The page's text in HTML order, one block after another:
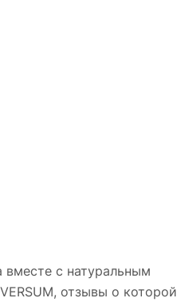
вместе с натуральным
отзывы о которой